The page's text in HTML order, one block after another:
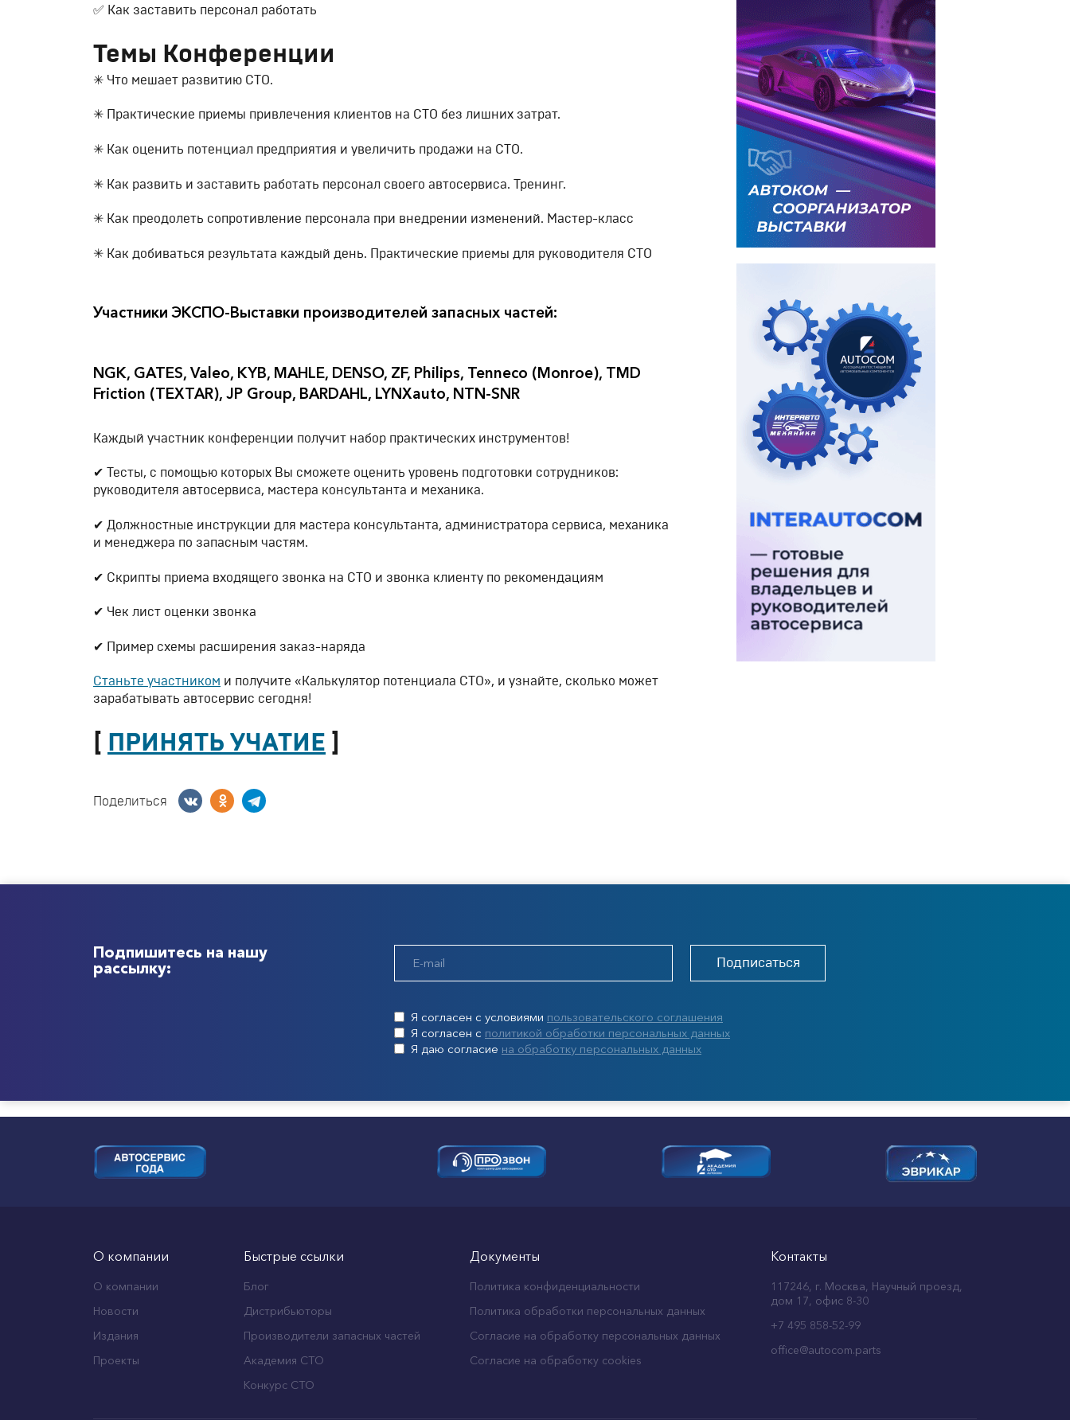
✅ Как заставить персонал работать
Темы Конференции
✳ Что мешает развитию СТО.
✳ Практические приемы привлечения клиентов на СТО без лишних затрат.
✳ Как оценить потенциал предприятия и увеличить продажи на СТО.
✳ Как развить и заставить работать персонал своего автосервиса. Тренинг.
✳ Как преодолеть сопротивление персонала при внедрении изменений. Мастер-класс
✳ Как добиваться результата каждый день. Практические приемы для руководителя СТО
Участники ЭКСПО-Выставки производителей запасных частей:
NGK, GATES, Valeo, KYB, MAHLE, DENSO, ZF, Philips, Tenneco (Monroe), TMD
Friction (TEXTAR), JP Group, BARDAHL, LYNXauto, NTN-SNR
Каждый участник конференции получит набор практических инструментов!
✔ Тесты, с помощью которых Вы сможете оценить уровень подготовки сотрудников:
руководителя автосервиса, мастера консультанта и механика.
✔ Должностные инструкции для мастера консультанта, администратора сервиса, механика
и менеджера по запасным частям.
✔ Скрипты приема входящего звонка на СТО и звонка клиенту по рекомендациям
✔ Чек лист оценки звонка
✔ Пример схемы расширения заказ-наряда
Станьте участником и получите «Калькулятор потенциала СТО», и узнайте, сколько может
зарабатывать автосервис сегодня!
[ ПРИНЯТЬ УЧАТИЕ ]
Поделиться
Подпишитесь на нашу
рассылку:
Подписаться
Я согласен с условиями пользовательского соглашения
Я согласен с политикой обработки персональных данных
Я даю согласие на обработку персональных данных
О компании
О компании
Новости
Издания
Проекты
Быстрые ссылки
Блог
Дистрибьюторы
Производители запасных частей
Академия СТО
Конкурс СТО
Документы
Политика конфиденциальности
Политика обработки персональных данных
Согласие на обработку персональных данных
Согласие на обработку cookies
Контакты
117246, г. Москва, Научный проезд,
дом 17, офис 8-30
+7 495 858-52-99
office@autocom.parts